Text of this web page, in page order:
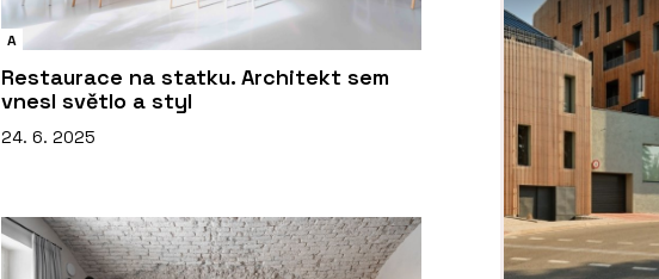
A
Restaurace na statku. Architekt sem
vnesl světlo a styl
24. 6. 2025